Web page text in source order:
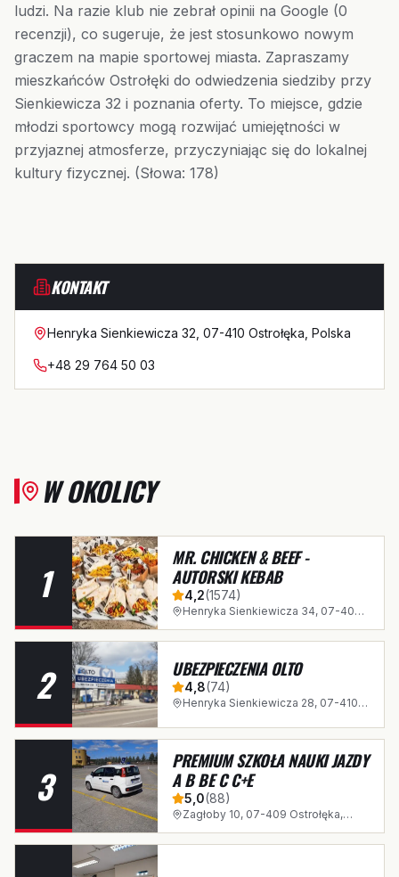
ludzi. Na razie klub nie zebrał opinii na Google (0
recenzji), co sugeruje, że jest stosunkowo nowym
graczem na mapie sportowej miasta. Zapraszamy
mieszkańców Ostrołęki do odwiedzenia siedziby przy
Sienkiewicza 32 i poznania oferty. To miejsce, gdzie
młodzi sportowcy mogą rozwijać umiejętności w
przyjaznej atmosferze, przyczyniając się do lokalnej
kultury fizycznej. (Słowa: 178)
KONTAKT
Henryka Sienkiewicza 32, 07-410 Ostrołęka, Polska
+48 29 764 50 03
W OKOLICY
1
MR. CHICKEN & BEEF -
AUTORSKI KEBAB
4,2(1574)
Henryka Sienkiewicza 34, 07-409
2 UBEZPIECZENIA OLTO
4,8(74)
Henryka Sienkiewicza 28, 07-410
3
PREMIUM SZKOŁA NAUKI JAZDY
A B BE C C+E
5,0(88)
Zagłoby 10, 07-409 Ostrołęka,